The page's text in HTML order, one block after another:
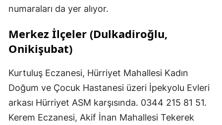
numaraları da yer alıyor.
Merkez İlçeler (Dulkadiroğlu,
Onikişubat)
Kurtuluş Eczanesi, Hürriyet Mahallesi Kadın
Doğum ve Çocuk Hastanesi üzeri İpekyolu Evleri
arkası Hürriyet ASM karşısında. 0344 215 81 51.
Kerem Eczanesi, Akif İnan Mahallesi Tekerek